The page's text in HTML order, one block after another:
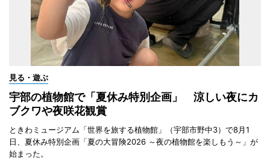
見る・遊ぶ
宇部の植物館で「夏休み特別企画」 涼しい夜にカ
ブクワや夜咲花観賞
ときわミュージアム「世界を旅する植物館」（宇部市野中3）で8月1
日、夏休み特別企画「夏の大冒険2026 ～夜の植物館を楽しもう～」が
始まった。